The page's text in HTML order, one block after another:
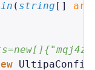
( string []
UltipaConfig